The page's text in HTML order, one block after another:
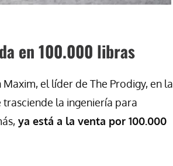
en 100.000 libras
el líder de The Prodigy, en la
la ingeniería para
ya está a la venta por 100.000